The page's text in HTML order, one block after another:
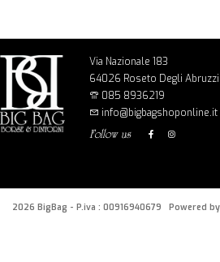
Via Nazionale 183
64026 Roseto Degli Abruzzi
085 8936219
info@bigbagshoponline.it
follow us
2026 BigBag - P.iva : 00916940679 Powered by